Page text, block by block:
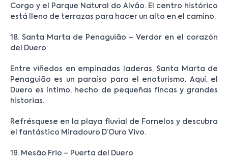
Corgo y el Parque Natural do Alvão. El centro histórico
está lleno de terrazas para hacer un alto en el camino.
18. Santa Marta de Penaguião – Verdor en el corazón
del Duero
Entre viñedos en empinadas laderas, Santa Marta de
Penaguião es un paraíso para el enoturismo. Aquí, el
Duero es íntimo, hecho de pequeñas fincas y grandes
historias.
Refrésquese en la playa fluvial de Fornelos y descubra
el fantástico Miradouro D’Ouro Vivo.
19. Mesão Frio – Puerta del Duero